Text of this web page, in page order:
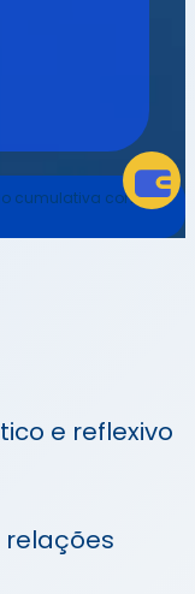
cumulativa com
e reflexivo
relações